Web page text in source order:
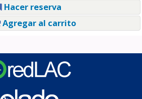
Hacer reserva
Agregar al carrito